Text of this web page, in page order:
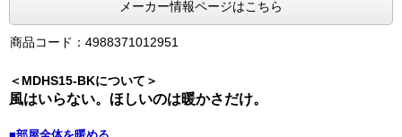
メーカー情報ページはこちら
商品コード：4988371012951
＜MDHS15-BKについて＞
風はいらない。ほしいのは暖かさだけ。